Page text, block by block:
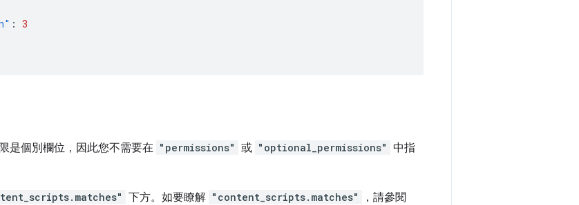
: 3
是個別欄位，因此您不需要在 "permissions" 或 "optional_permissions" 中指
下方。如要瞭解 "content_scripts.matches"
，請參閱